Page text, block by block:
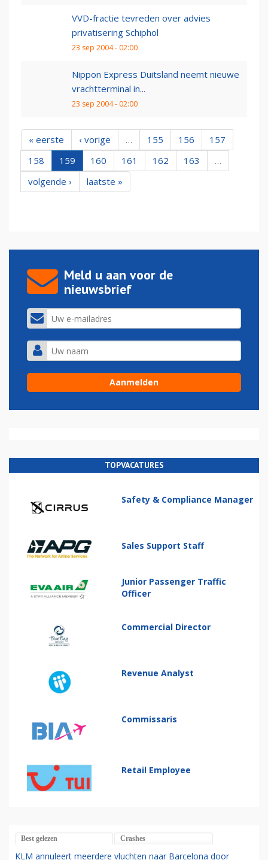
VVD-fractie tevreden over advies
privatisering Schiphol
23 sep 2004 - 02:00
Nippon Express Duitsland neemt nieuwe
vrachtterminal in...
23 sep 2004 - 02:00
« eerste ‹ vorige … 155 156
157
158
159 160 161 162 163
…
volgende ›
laatste »
Meld u aan voor de
nieuwsbrief
TOPVACATURES
Safety & Compliance Manager
Sales Support Staff
Junior Passenger Traffic
Officer
Commercial Director
Revenue Analyst
Commissaris
Retail Employee
Best gelezen Crashes
KLM annuleert meerdere vluchten naar Barcelona door